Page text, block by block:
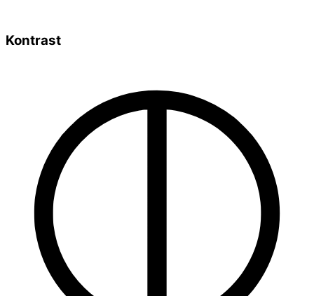
Kontrast